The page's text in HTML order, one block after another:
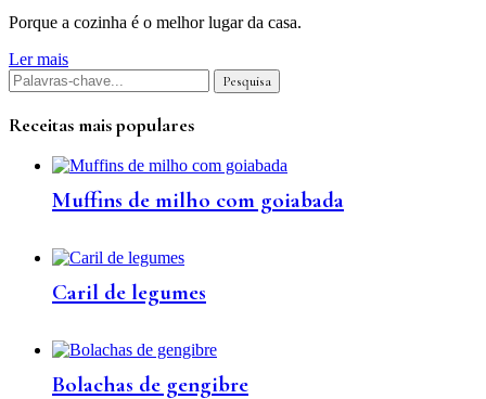
Porque a cozinha é o melhor lugar da casa.
Ler mais
Receitas mais populares
Muffins de milho com goiabada
Caril de legumes
Bolachas de gengibre